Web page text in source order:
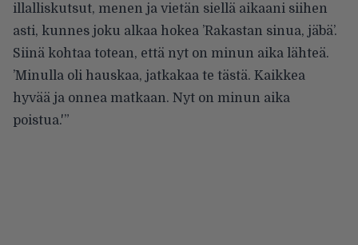
illalliskutsut, menen ja vietän siellä aikaani siihen
asti, kunnes joku alkaa hokea ’Rakastan sinua, jäbä’.
Siinä kohtaa totean, että nyt on minun aika lähteä.
’Minulla oli hauskaa, jatkakaa te tästä. Kaikkea
hyvää ja onnea matkaan. Nyt on minun aika
poistua.'”